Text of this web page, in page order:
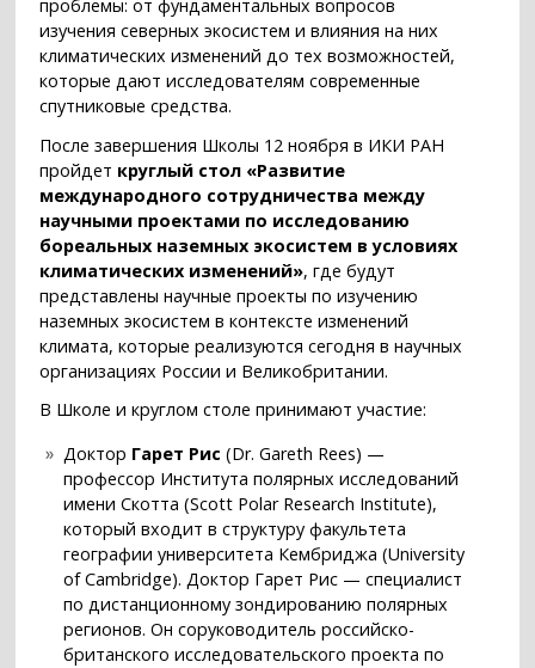
проблемы: от фундаментальных вопросов
изучения северных экосистем и влияния на них
климатических изменений до тех возможностей,
которые дают исследователям современные
спутниковые средства.
После завершения Школы 12 ноября в ИКИ РАН
пройдет круглый стол «Развитие
международного сотрудничества между
научными проектами по исследованию
бореальных наземных экосистем в условиях
климатических изменений», где будут
представлены научные проекты по изучению
наземных экосистем в контексте изменений
климата, которые реализуются сегодня в научных
организациях России и Великобритании.
В Школе и круглом столе принимают участие:
Доктор Гарет Рис (Dr. Gareth Rees) —
профессор Института полярных исследований
имени Скотта (Scott Polar Research Institute),
который входит в структуру факультета
географии университета Кембриджа (University
of Cambridge). Доктор Гарет Рис — специалист
по дистанционному зондированию полярных
регионов. Он соруководитель российско-
британского исследовательского проекта по